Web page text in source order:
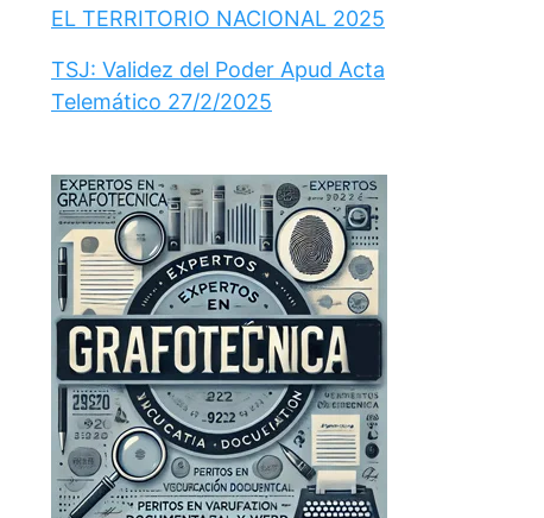
EL TERRITORIO NACIONAL 2025
TSJ: Validez del Poder Apud Acta
Telemático 27/2/2025